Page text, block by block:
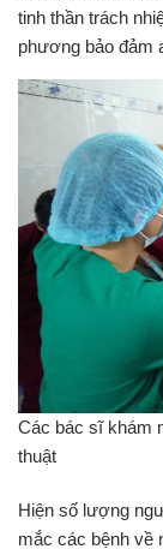
tinh thần trách
phương bảo đảm
Các bác sĩ khám
thuật
Hiện số lượng
mắc các bệnh về